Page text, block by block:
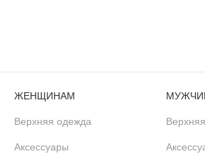
ЖЕНЩИНАМ
Верхняя одежда
Аксессуары